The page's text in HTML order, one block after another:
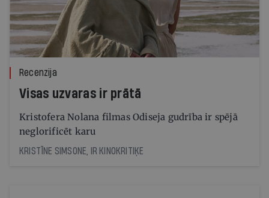
Recenzija
Visas uzvaras ir prātā
Kristofera Nolana filmas Odiseja gudrība ir spējā
neglorificēt karu
KRISTĪNE SIMSONE, IR KINOKRITIĶE